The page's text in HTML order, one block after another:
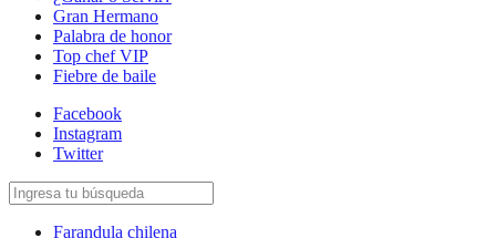
Gran Hermano
Palabra de honor
Top chef VIP
Fiebre de baile
Facebook
Instagram
Twitter
Farandula chilena